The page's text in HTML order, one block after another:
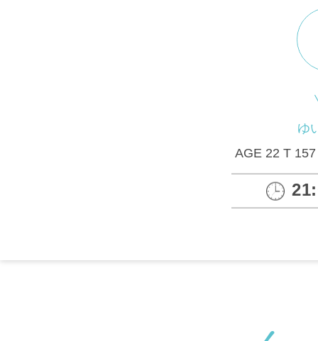
ゆ
AGE 22 T